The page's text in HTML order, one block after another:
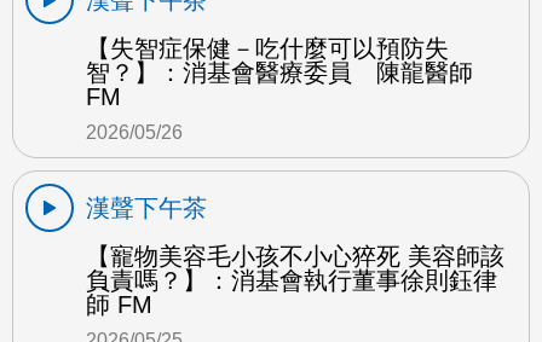
【失智症保健－吃什麼可以預防失
智？】：消基會醫療委員 陳龍醫師
FM
2026/05/26
漢聲下午茶
【寵物美容毛小孩不小心猝死 美容師該
負責嗎？】：消基會執行董事徐則鈺律
師 FM